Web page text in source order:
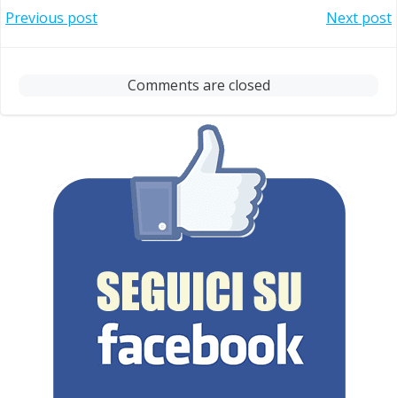
Post
navigation
Previous post
navigation
Next post
Comments are closed